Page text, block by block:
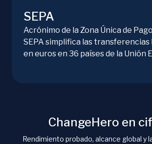
SEPA
Acrónimo de la Zona Única de
SEPA simplifica las transferencias
en euros en 36 países de la Unión
ChangeHero en
Rendimiento probado, alcance global y